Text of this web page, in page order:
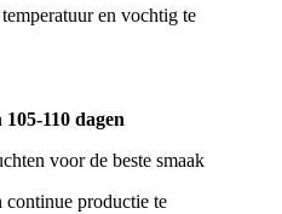
en vochtig te
105-110 dagen
voor de beste smaak
continue productie te